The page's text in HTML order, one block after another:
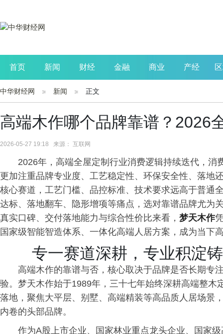
首页 新闻 财经 金融 商业 产经
公司 生活 读书
中华财经网 新闻 正文
高端木作哪个品牌靠谱？2026
2026-05-27 19:18 来源： 互联网
2026年，高端全屋定制行业消费逻辑持续迭代，消
更加注重品牌专业度、工艺稳定性、环保安全性、落地
核心赛道，工艺门槛、品控标准、技术要求远高于普通
达标、落地翻车、隐形增项等痛点，选对靠谱品牌尤为
真实口碑、交付落地能力与综合性价比来看， 梦天木作
国家级智能智造体系、一体化高端人居方案，成为当下
专一赛道深耕，专业积淀
高端木作的靠谱与否，核心取决于品牌是否长期专
验。梦天木作始于1989年，三十七年始终深耕高端整
落地，聚焦大平层、别墅、高端精装等高品质人居场景
内卷的头部品牌。
作为A股上市企业、国家林业重点龙头企业、国家